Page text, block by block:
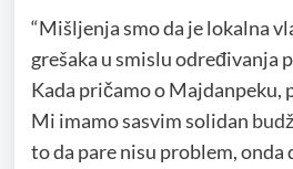
“Mišljenja smo da je lokalna
grešaka u smislu određivanja
Kada pričamo o Majdanpeku,
Mi imamo sasvim solidan
to da pare nisu problem, onda